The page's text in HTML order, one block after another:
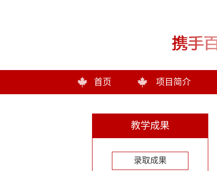
首页 项目简介
教学成果
录取成果